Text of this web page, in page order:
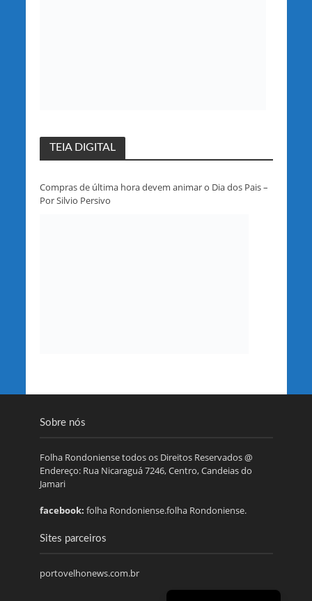
TEIA DIGITAL
Compras de última hora devem animar o Dia dos Pais –
Por Silvio Persivo
Sobre nós
Folha Rondoniense todos os Direitos Reservados @
Endereço: Rua Nicaraguá 7246, Centro, Candeias do
Jamari
facebook: folha Rondoniense.folha Rondoniense.
Sites parceiros
portovelhonews.com.br